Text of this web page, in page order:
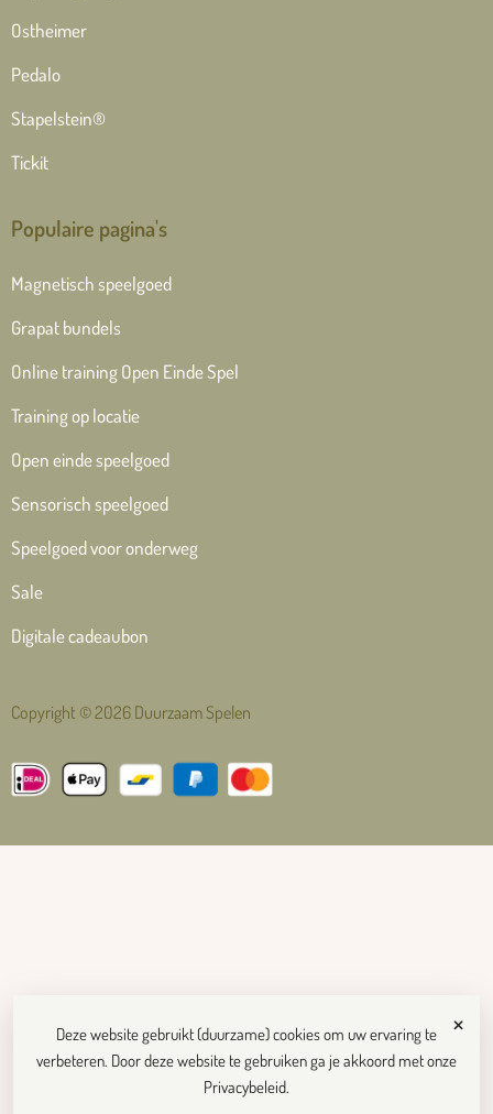
Ostheimer
Pedalo
Stapelstein®
Tickit
Populaire pagina's
Magnetisch speelgoed
Grapat bundels
Online training Open Einde Spel
Training op locatie
Open einde speelgoed
Sensorisch speelgoed
Speelgoed voor onderweg
Sale
Digitale cadeaubon
Copyright © 2026 Duurzaam Spelen
×
Deze website gebruikt (duurzame) cookies om uw ervaring te
verbeteren. Door deze website te gebruiken ga je akkoord met onze
Privacybeleid.